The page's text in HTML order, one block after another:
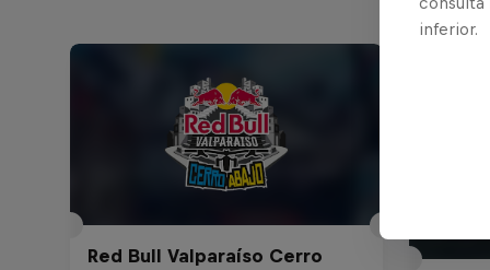
Red Bull Valparaíso Cerro
inferior.